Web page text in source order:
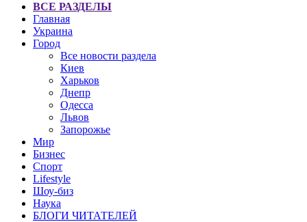
ВСЕ РАЗДЕЛЫ
Главная
Украина
Город
Все новости раздела
Киев
Харьков
Днепр
Одесса
Львов
Запорожье
Мир
Бизнес
Спорт
Lifestyle
Шоу-биз
Наука
БЛОГИ ЧИТАТЕЛЕЙ